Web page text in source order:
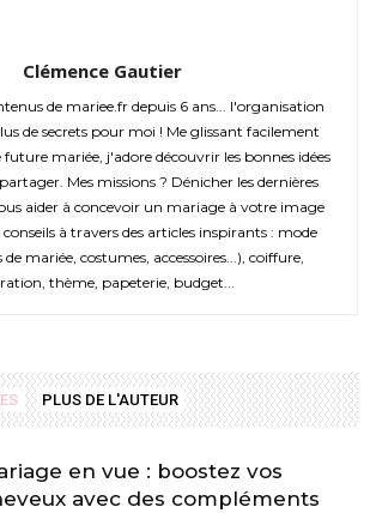
Clémence Gautier
de mariee.fr depuis 6 ans... l'organisation
de secrets pour moi ! Me glissant facilement
mariée, j'adore découvrir les bonnes idées
Mes missions ? Dénicher les dernières
aider à concevoir un mariage à votre image
à travers des articles inspirants : mode
mariée, costumes, accessoires...), coiffure,
thème, papeterie, budget...
PLUS DE L'AUTEUR
en vue : boostez vos
avec des compléments